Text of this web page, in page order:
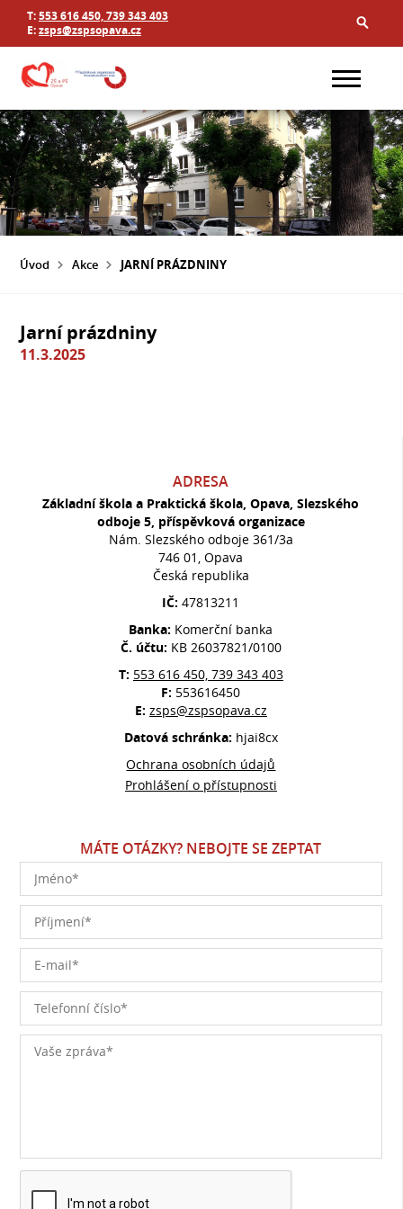
T:553 616 450, 739 343 403
E:zsps@zspsopava.cz
Úvod Akce JARNÍ PRÁZDNINY
Jarní prázdniny
11.3.2025
ADRESA
Základní škola a Praktická škola, Opava, Slezského
odboje 5, příspěvková organizace
Nám. Slezského odboje 361/3a
746 01, Opava
Česká republika
IČ:47813211
Banka: Komerční banka
Č. účtu: KB 26037821/0100
T: 553 616 450, 739 343 403
F: 553616450
E: zsps@zspsopava.cz
Datová schránka: hjai8cx
Ochrana osobních údajů
Prohlášení o přístupnosti
MÁTE OTÁZKY? NEBOJTE SE ZEPTAT